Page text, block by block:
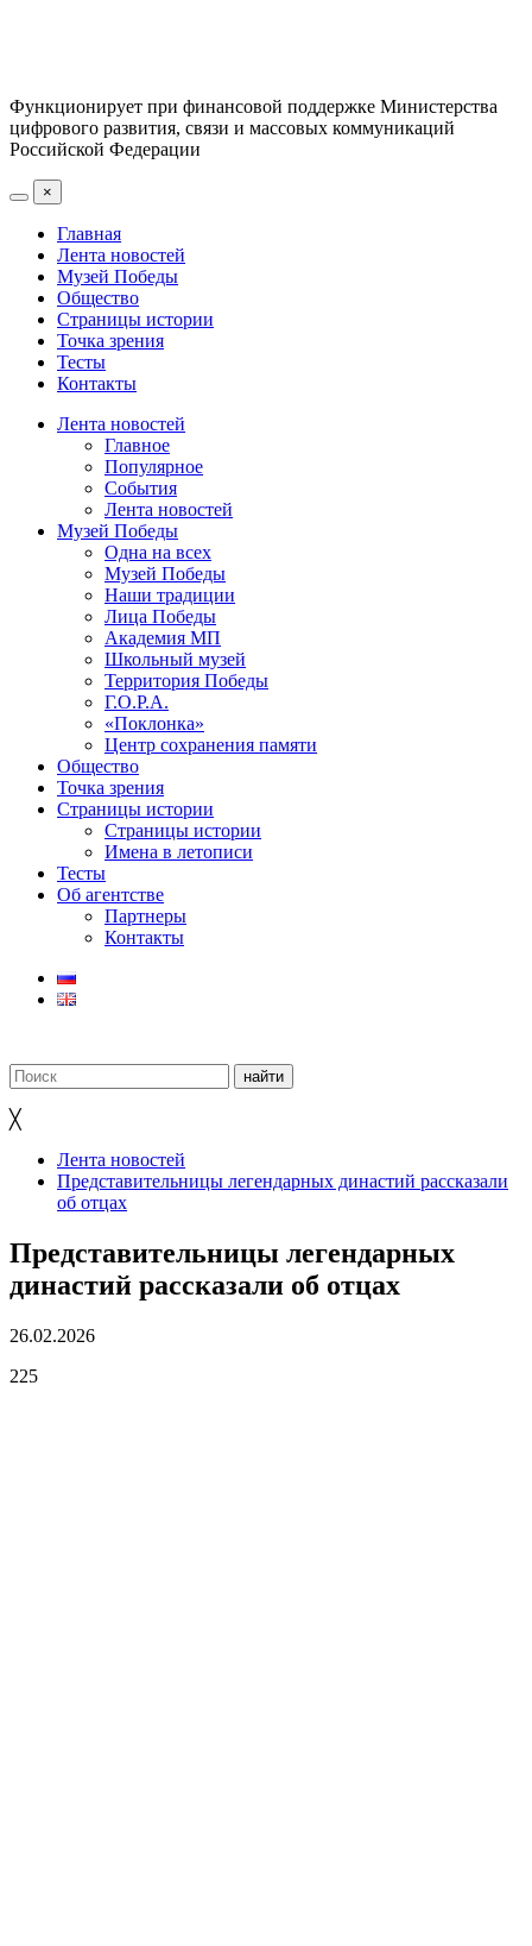
Функционирует при финансовой поддержке Министерства
цифрового развития, связи и массовых коммуникаций
Российской Федерации
×
Главная
Лента новостей
Музей Победы
Общество
Страницы истории
Точка зрения
Тесты
Контакты
Лента новостей
Главное
Популярное
События
Лента новостей
Музей Победы
Одна на всех
Музей Победы
Наши традиции
Лица Победы
Академия МП
Школьный музей
Территория Победы
Г.О.Р.А.
«Поклонка»
Центр сохранения памяти
Общество
Точка зрения
Страницы истории
Страницы истории
Имена в летописи
Тесты
Об агентстве
Партнеры
Контакты
╳
Лента новостей
Представительницы легендарных династий рассказали
об отцах
Представительницы легендарных
династий рассказали об отцах
26.02.2026
225